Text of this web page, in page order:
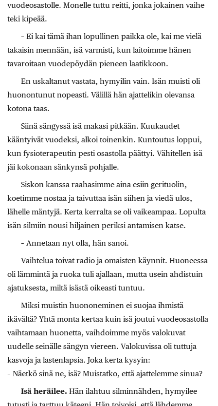
vuodeosastolle. Monelle tuttu reitti, jonka jokainen vaihe
teki kipeää.
– Ei kai tämä ihan lopullinen paikka ole, kai me vielä
takaisin mennään, isä varmisti, kun laitoimme hänen
tavaroitaan vuodepöydän pieneen laatikkoon.
En uskaltanut vastata, hymyilin vain. Isän muisti oli
huonontunut nopeasti. Välillä hän ajattelikin olevansa
kotona taas.
Siinä sängyssä isä makasi pitkään. Kuukaudet
kääntyivät vuodeksi, alkoi toinenkin. Kuntoutus loppui,
kun fysioterapeutin pesti osastolla päättyi. Vähitellen isä
jäi kokonaan sänkynsä pohjalle.
Siskon kanssa raahasimme aina esiin gerituolin,
koetimme nostaa ja taivuttaa isän siihen ja viedä ulos,
lähelle mäntyjä. Kerta kerralta se oli vaikeampaa. Lopulta
isän silmiin nousi hiljainen periksi antamisen katse.
– Annetaan nyt olla, hän sanoi.
Vaihtelua toivat radio ja omaisten käynnit. Huoneessa
oli lämmintä ja ruoka tuli ajallaan, mutta usein ahdistuin
ajatuksesta, miltä isästä oikeasti tuntuu.
Miksi muistin huononeminen ei suojaa ihmistä
ikävältä? Yhtä monta kertaa kuin isä joutui vuodeosastolla
vaihtamaan huonetta, vaihdoimme myös valokuvat
uudelle seinälle sängyn viereen. Valokuvissa oli tuttuja
kasvoja ja lastenlapsia. Joka kerta kysyin:
– Näetkö sinä ne, isä? Muistatko, että ajattelemme sinua?
Isä heräilee. Hän ilahtuu silminnähden, hymyilee